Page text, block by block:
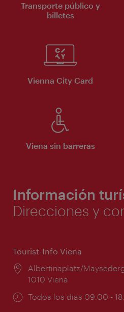
Transporte público y
billetes
Vienna City Card
Viena sin barreras
Información
Direcciones y
Tourist-Info Viena
Lugar:
Albertinaplatz/
1010 Viena
Horarios
Todos los días 09:00 -